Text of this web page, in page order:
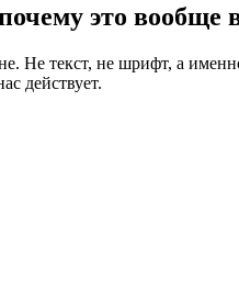
это вообще
Не текст, не шрифт, а
действует.